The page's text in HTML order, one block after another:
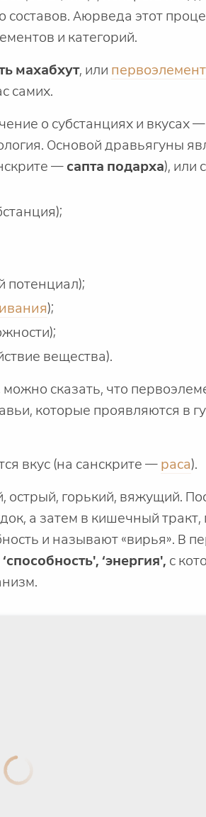
составов. Аюрведа этот
и категорий.
махабхут, или
самих.
о субстанциях и вкусах —
Основой дравьягуны
— сапта подарха), или
потенциал);
);
вещества).
сказать, что
которые проявляются в
вкус (на санскрите — раса).
острый, горький, вяжущий.
а затем в кишечный тракт,
и называют «вирья». В
‘способность', ‘энергия', с